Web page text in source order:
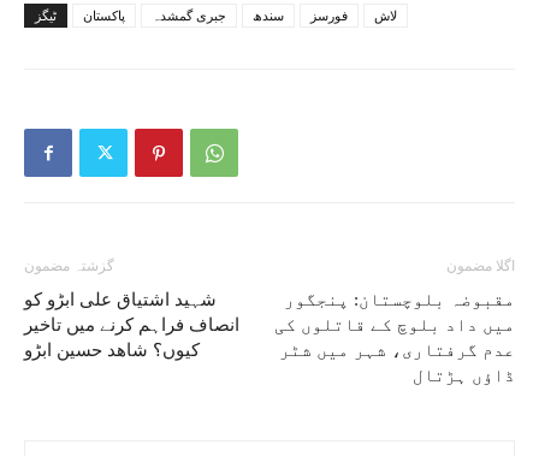
ٹیگز پاکستان جبری گمشدہ سندھ فورسز لاش
گزشتہ مضمون
شہید اشتیاق علی ابڑو کو
انصاف فراہم کرنے میں تاخیر
کیوں؟ شاھد حسین ابڑو
اگلا مضمون
مقبوضہ بلوچستان: پنجگور
میں داد بلوچ کے قاتلوں کی
عدم گرفتاری، شہر میں شٹر
ڈاؤں ہڑتال